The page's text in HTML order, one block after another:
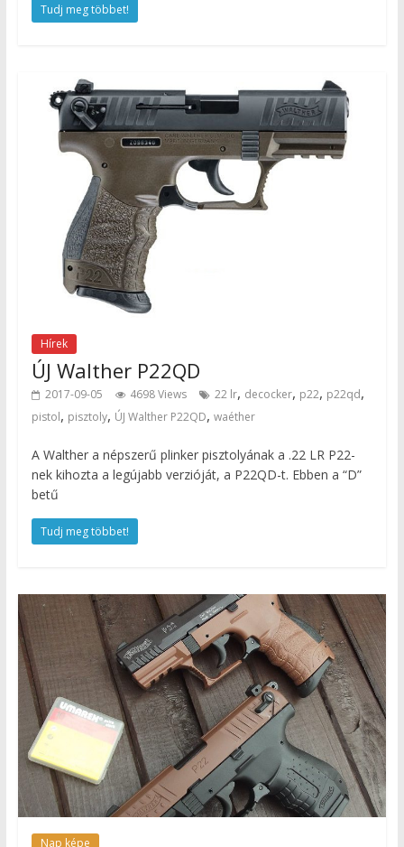
Tudj meg többet!
Hírek
ÚJ Walther P22QD
2017-09-05 4698 Views 22 lr, decocker, p22, p22qd,
pistol, pisztoly, ÚJ Walther P22QD, waéther
A Walther a népszerű plinker pisztolyának a .22 LR P22-
nek kihozta a legújabb verzióját, a P22QD-t. Ebben a “D”
betű
Tudj meg többet!
Nap képe